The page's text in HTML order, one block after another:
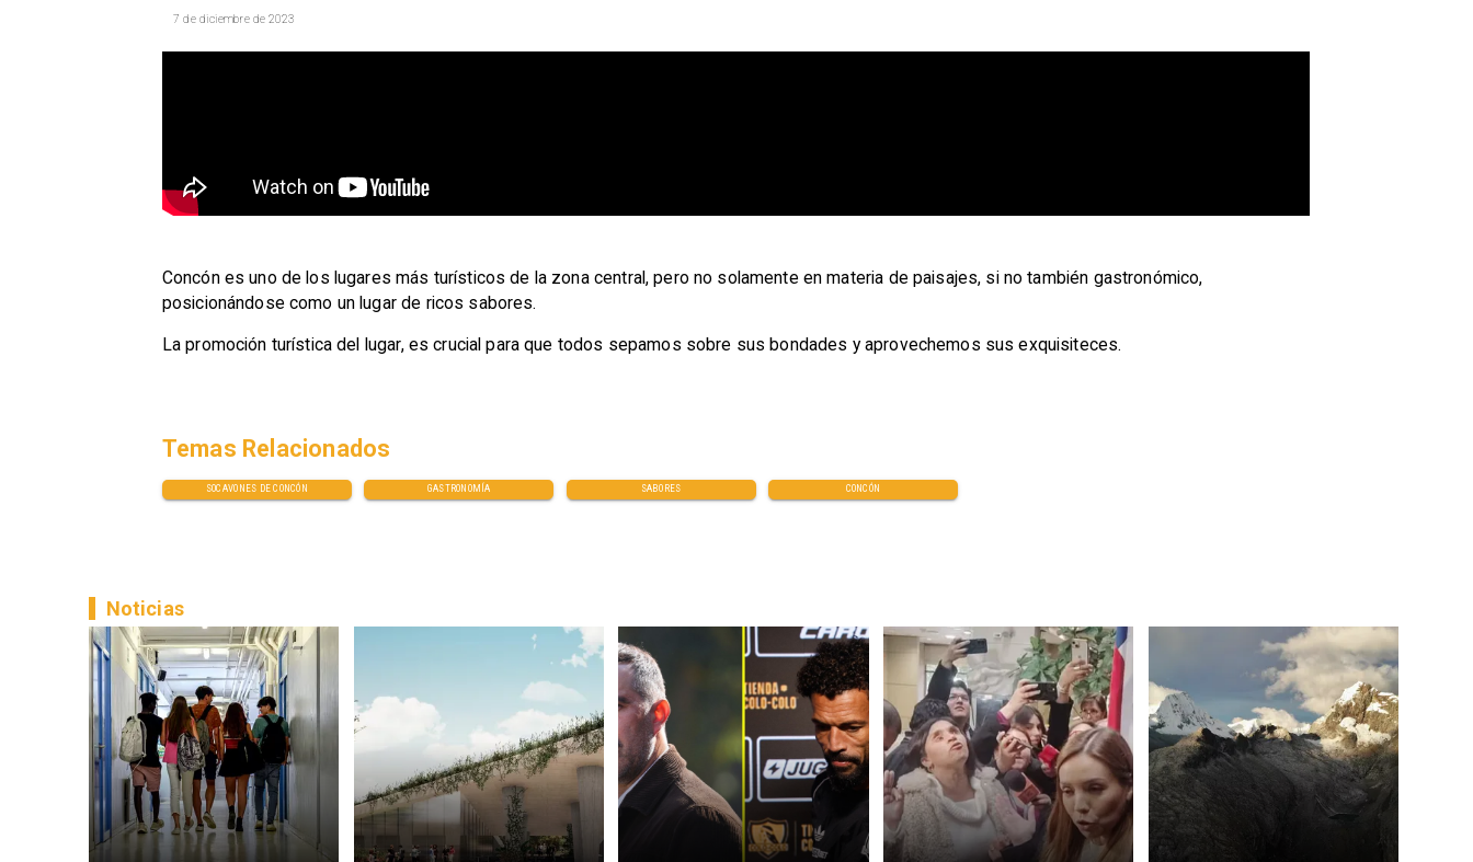
7 de diciembre de 2023
​Concón es uno de los lugares más turísticos de la zona central, pero no solamente en materia de paisajes, si no también gastronómico,
posicionándose como un lugar de ricos sabores.
La promoción turística del lugar, es crucial para que todos sepamos sobre sus bondades y aprovechemos sus exquisiteces.
SOCAVONES DE CONCÓN GASTRONOMÍA SABORES CONCÓN
Temas Relacionados
Noticias